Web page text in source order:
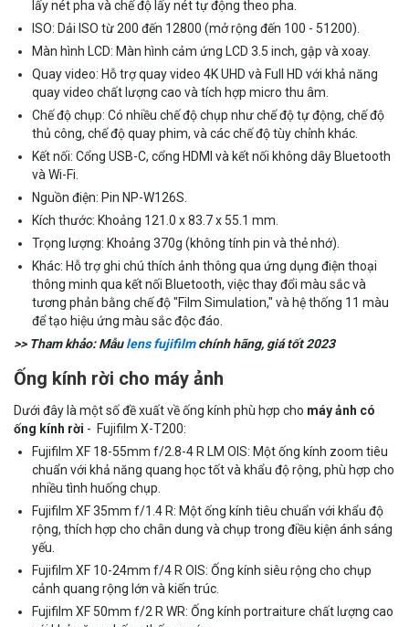
lấy nét pha và chế độ lấy nét tự động theo pha.
ISO: Dải ISO từ 200 đến 12800 (mở rộng đến 100 - 51200).
Màn hình LCD: Màn hình cảm ứng LCD 3.5 inch, gập và xoay.
Quay video: Hỗ trợ quay video 4K UHD và Full HD với khả năng
quay video chất lượng cao và tích hợp micro thu âm.
Chế độ chụp: Có nhiều chế độ chụp như chế độ tự động, chế độ
thủ công, chế độ quay phim, và các chế độ tùy chỉnh khác.
Kết nối: Cổng USB-C, cổng HDMI và kết nối không dây Bluetooth
và Wi-Fi.
Nguồn điện: Pin NP-W126S.
Kích thước: Khoảng 121.0 x 83.7 x 55.1 mm.
Trọng lượng: Khoảng 370g (không tính pin và thẻ nhớ).
Khác: Hỗ trợ ghi chú thích ảnh thông qua ứng dụng điện thoại
thông minh qua kết nối Bluetooth, việc thay đổi màu sắc và
tương phản bằng chế độ "Film Simulation," và hệ thống 11 màu
để tạo hiệu ứng màu sắc độc đáo.
>> Tham khảo: Mẫulens fujifilmchính hãng, giá tốt 2023
Ống kính rời cho máy ảnh
Dưới đây là một số đề xuất về ống kính phù hợp cho máy ảnh có
ống kính rời - Fujifilm X-T200:
Fujifilm XF 18-55mm f/2.8-4 R LM OIS: Một ống kính zoom tiêu
chuẩn với khả năng quang học tốt và khẩu độ rộng, phù hợp cho
nhiều tình huống chụp.
Fujifilm XF 35mm f/1.4 R: Một ống kính tiêu chuẩn với khẩu độ
rộng, thích hợp cho chân dung và chụp trong điều kiện ánh sáng
yếu.
Fujifilm XF 10-24mm f/4 R OIS: Ống kính siêu rộng cho chụp
cảnh quang rộng lớn và kiến trúc.
Fujifilm XF 50mm f/2 R WR: Ống kính portraiture chất lượng cao